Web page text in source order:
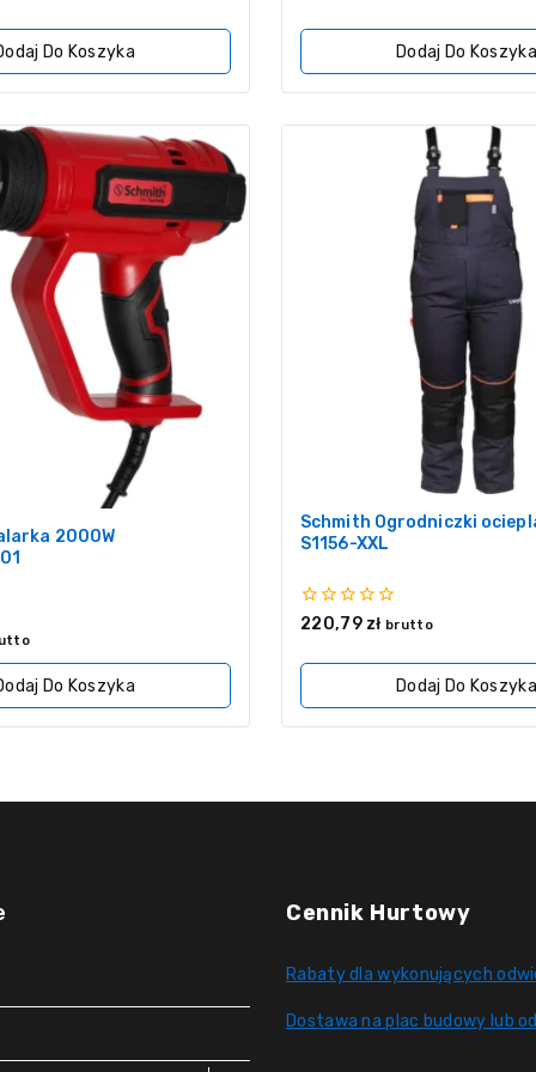
Do Koszyka Dodaj Do Koszyka
2000W
Do Koszyka
Schmith Ogrodniczki
S1156-XXL
0
220,79 zł brutto
Dodaj Do Koszyka
Cennik Hurtowy
Rabaty dla wykonujących
Dostawa na plac budowy lub